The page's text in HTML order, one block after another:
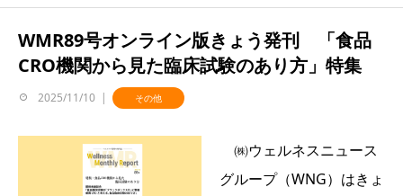
WMR89号オンライン版きょう発刊 「食品
CRO機関から見た臨床試験のあり方」特集
2025/11/10 その他
㈱ウェルネスニュース
グループ（WNG）はきょ